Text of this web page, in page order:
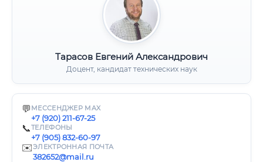
Тарасов Евгений Александрович
Доцент, кандидат технических наук
💬 МЕССЕНДЖЕР MAX
+7 (920) 211-67-25
📞ТЕЛЕФОНЫ
+7 (905) 832-60-97
✉️ЭЛЕКТРОННАЯ ПОЧТА
382652@mail.ru